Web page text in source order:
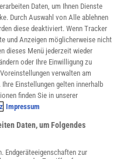
­Attentate künftig
helfen könnte, ist, dass man die
und keine Fotos von ihnen
Opfer in den Vordergrund rücken
die Motive der Täter zu
den polizeilichen Ermittlungen
Details preiszugeben – das
es nicht darum, den Medien
Die Verantwortlichen sind die
Daten, um Ihnen Dienste
Durch Auswahl von Alle ablehnen
diese deaktiviert. Wenn Tracker
und Anzeigen möglicherweise nicht
dieses Menü jederzeit wieder
oder Ihre Einwilligung zu
verwalten am
Einstellungen gelten innerhalb
finden Sie in unserer
Impressum
Daten, um Folgendes
Endgeräteeigenschaften zur